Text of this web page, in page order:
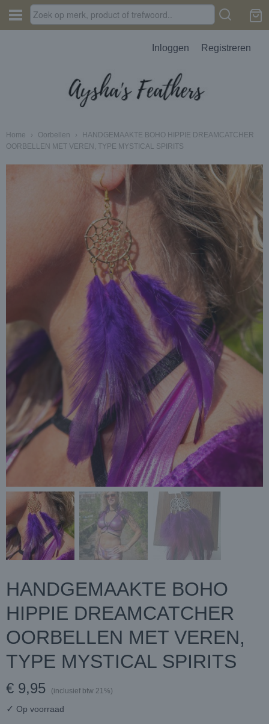
Inloggen Registreren
Home › Oorbellen ›
HANDGEMAAKTE BOHO HIPPIE DREAMCATCHER
OORBELLEN MET VEREN, TYPE MYSTICAL SPIRITS
HANDGEMAAKTE BOHO
HIPPIE DREAMCATCHER
OORBELLEN MET VEREN,
TYPE MYSTICAL SPIRITS
€ 9,95 (inclusief btw 21%)
✓ Op voorraad